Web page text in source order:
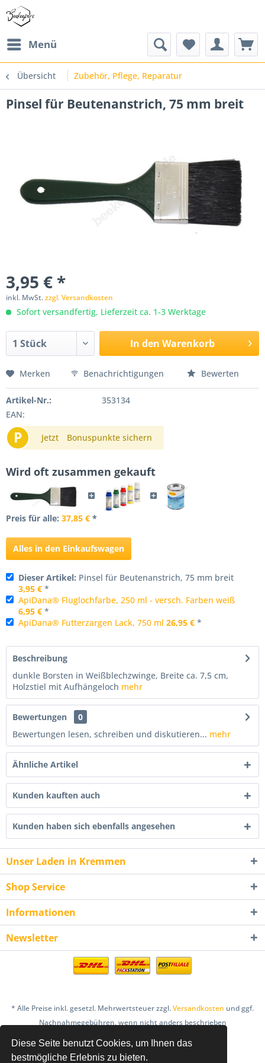
Diese Seite benutzt Cookies, um Ihnen das
bestmögliche Erlebnis zu bieten.
Menü
Übersicht Zubehör, Pflege, Reparatur
Pinsel für Beutenanstrich, 75 mm breit
3,95 € *
inkl. MwSt.zzgl. Versandkosten
Sofort versandfertig, Lieferzeit ca. 1-3 Werktage
In den Warenkorb
Merken Benachrichtigungen Bewerten
Artikel-Nr.:
353134
EAN:
P Jetzt Bonuspunkte sichern
Wird oft zusammen gekauft
Preis für alle: 37,85 € *
Alles in den Einkaufswagen
Dieser Artikel: Pinsel für Beutenanstrich, 75 mm breit
3,95 € *
ApiDana® Fluglochfarbe, 250 ml - versch. Farben weiß
6,95 € *
ApiDana® Futterzargen Lack, 750 ml 26,95 € *
Beschreibung
dunkle Borsten in Weißblechzwinge, Breite ca. 7,5 cm,
Holzstiel mit Aufhängeloch mehr
Bewertungen
0
Bewertungen lesen, schreiben und diskutieren... mehr
Ähnliche Artikel
Kunden kauften auch
Kunden haben sich ebenfalls angesehen
Unser Laden in Kremmen
Shop Service
Informationen
Newsletter
* Alle Preise inkl. gesetzl. Mehrwertsteuer zzgl.Versandkosten und ggf.
Nachnahmegebühren, wenn nicht anders beschrieben
AGB Bestellung & Zahlung
Datenschutz